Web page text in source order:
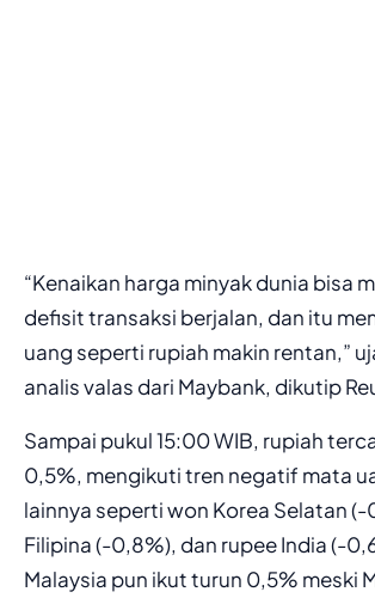
“Kenaikan harga minyak dunia bisa
defisit transaksi berjalan, dan itu
uang seperti rupiah makin rentan,”
analis valas dari Maybank, dikutip
Sampai pukul 15:00 WIB, rupiah
0,5%, mengikuti tren negatif mata
lainnya seperti won Korea Selatan
Filipina (-0,8%), dan rupee India (-
Malaysia pun ikut turun 0,5% meski